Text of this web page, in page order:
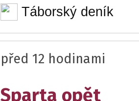
Táborský deník
před 12 hodinami
Sparta opět